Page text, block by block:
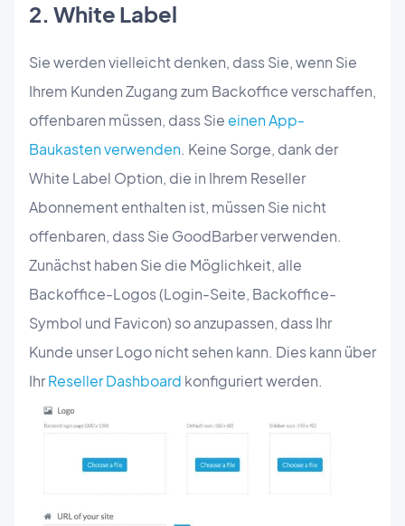
2. White Label
Sie werden vielleicht denken, dass Sie, wenn Sie
Ihrem Kunden Zugang zum Backoffice verschaffen,
offenbaren müssen, dass Sie einen App-
Baukasten verwenden. Keine Sorge, dank der
White Label Option, die in Ihrem Reseller
Abonnement enthalten ist, müssen Sie nicht
offenbaren, dass Sie GoodBarber verwenden.
Zunächst haben Sie die Möglichkeit, alle
Backoffice-Logos (Login-Seite, Backoffice-
Symbol und Favicon) so anzupassen, dass Ihr
Kunde unser Logo nicht sehen kann. Dies kann über
IhrReseller Dashboard konfiguriert werden.